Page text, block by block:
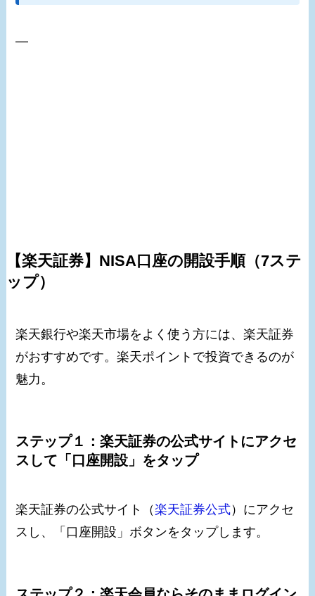
—
【楽天証券】NISA口座の開設手順（7ステ
ップ）
楽天銀行や楽天市場をよく使う方には、楽天証券
がおすすめです。楽天ポイントで投資できるのが
魅力。
ステップ１：楽天証券の公式サイトにアクセ
スして「口座開設」をタップ
楽天証券の公式サイト（楽天証券公式）にアクセ
スし、「口座開設」ボタンをタップします。